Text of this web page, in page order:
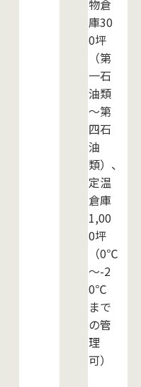
物倉
庫30
0坪
（第
一石
油類
～第
四石
油
類）、
定温
倉庫
1,00
0坪
（0℃
～-2
0℃
まで
の管
理
可）